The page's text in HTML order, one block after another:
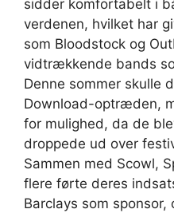
sidder komfortabelt i
verdenen, hvilket har
som Bloodstock og
vidtrækkende bands
Denne sommer skulle
Download-optræden,
for mulighed, da de
droppede ud over
Sammen med Scowl,
flere førte deres
Barclays som sponsor,